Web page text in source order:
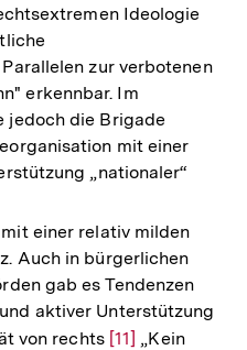
Auflösung
Fußnote
Ideologie
zur verbotenen
erkennbar. Im
jedoch die Brigade
mit einer
„nationaler“
einer relativ milden
Auch in bürgerlichen
gab es Tendenzen
aktiver Unterstützung
von rechts Zur
[11] „Kein